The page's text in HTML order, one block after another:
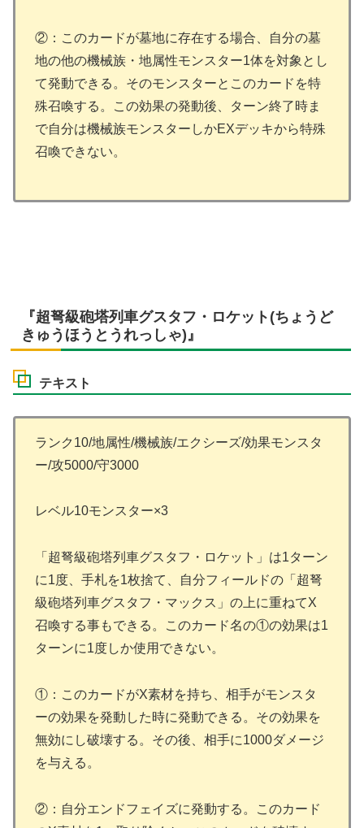
②：このカードが墓地に存在する場合、自分の墓
地の他の機械族・地属性モンスター1体を対象とし
て発動できる。そのモンスターとこのカードを特
殊召喚する。この効果の発動後、ターン終了時ま
で自分は機械族モンスターしかEXデッキから特殊
召喚できない。
『超弩級砲塔列車グスタフ・ロケット(ちょうど
きゅうほうとうれっしゃ)』
テキスト
ランク10/地属性/機械族/エクシーズ/効果モンスタ
ー/攻5000/守3000
レベル10モンスター×3
「超弩級砲塔列車グスタフ・ロケット」は1ターン
に1度、手札を1枚捨て、自分フィールドの「超弩
級砲塔列車グスタフ・マックス」の上に重ねてX
召喚する事もできる。このカード名の①の効果は1
ターンに1度しか使用できない。
①：このカードがX素材を持ち、相手がモンスタ
ーの効果を発動した時に発動できる。その効果を
無効にし破壊する。その後、相手に1000ダメージ
を与える。
②：自分エンドフェイズに発動する。このカード